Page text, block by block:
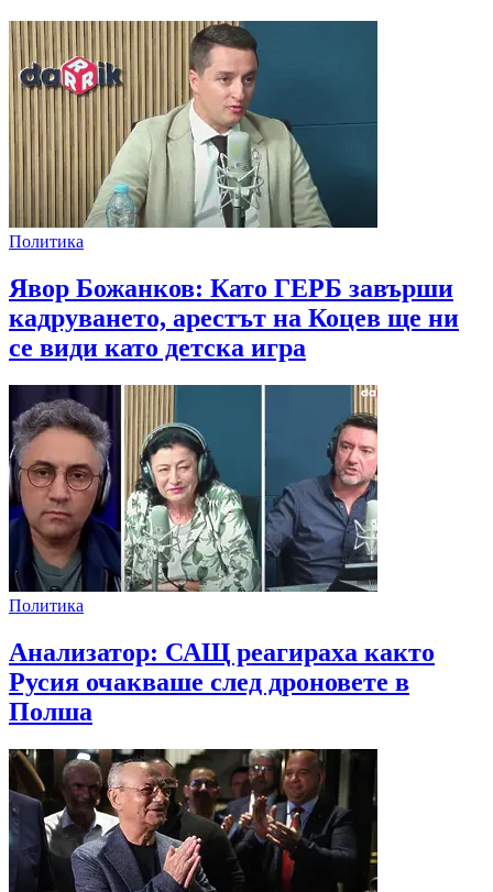
Политика
Явор Божанков: Като ГЕРБ завърши
кадруването, арестът на Коцев ще ни
се види като детска игра
Политика
Анализатор: САЩ реагираха както
Русия очакваше след дроновете в
Полша